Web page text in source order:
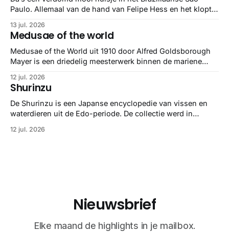
Paulo. Allemaal van de hand van Felipe Hess en het klopt
13 jul. 2026
Medusae of the world
Medusae of the World uit 1910 door Alfred Goldsborough
Mayer is een driedelig meesterwerk binnen de mariene
gedetailleerd overzicht van kwallensoorten en hun
taxonomie. Het boek staat bekend om de combinatie van
strikte wetenschap met prachtige, handgetekende
illustraties en kleurendrukplaten van Mayer zelf.
12 jul. 2026
Shurinzu
De Shurinzu is een Japanse encyclopedie van vissen en
waterdieren uit de Edo-periode. De collectie werd in
bekend om verfijnde technieken en bijna driedimensionale
12 jul. 2026
Nieuwsbrief
Elke maand de highlights in je mailbox.